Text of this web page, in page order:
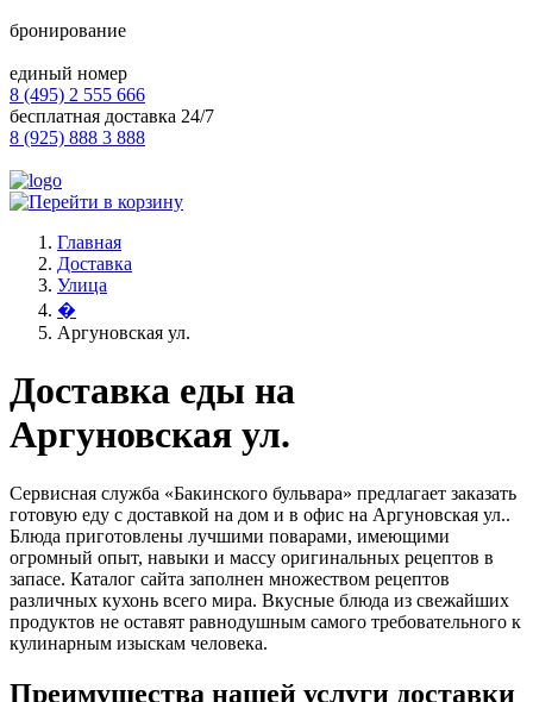
бронирование
единый номер
8 (495) 2 555 666
бесплатная доставка 24/7
8 (925) 888 3 888
Главная
Доставка
Улица
�
Аргуновская ул.
Доставка еды на
Аргуновская ул.
Сервисная служба «Бакинского бульвара» предлагает заказать
готовую еду с доставкой на дом и в офис на Аргуновская ул..
Блюда приготовлены лучшими поварами, имеющими
огромный опыт, навыки и массу оригинальных рецептов в
запасе. Каталог сайта заполнен множеством рецептов
различных кухонь всего мира. Вкусные блюда из свежайших
продуктов не оставят равнодушным самого требовательного к
кулинарным изыскам человека.
Преимущества нашей услуги доставки